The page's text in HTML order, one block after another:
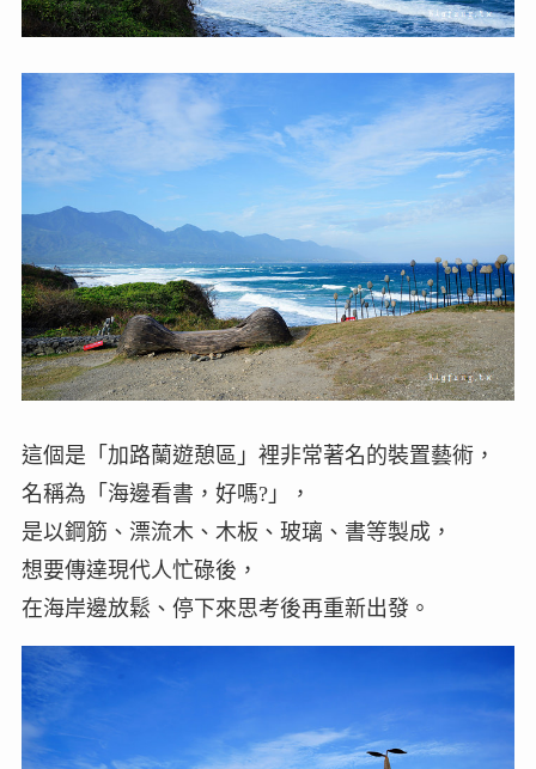
這個是「加路蘭遊憩區」裡非常著名的裝置藝術，
名稱為「海邊看書，好嗎?」，
是以鋼筋、漂流木、木板、玻璃、書等製成，
想要傳達現代人忙碌後，
在海岸邊放鬆、停下來思考後再重新出發。